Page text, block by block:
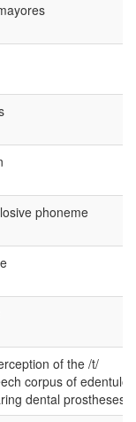
phoneme
of the /t/
corpus of
dental prostheses